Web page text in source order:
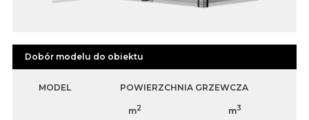
Dobór modelu do obiektu
MODEL POWIERZCHNIA GRZEWCZA
m2 m3